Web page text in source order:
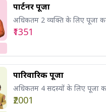
पार्टनर पूजा
अधिकतम 2 व्यक्ति के लिए पूजा
₹1351
पारिवारिक पूजा
अधिकतम 4 सदस्यों के लिए पूजा
₹2001